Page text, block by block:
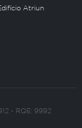
Atriun
- RQE: 9992